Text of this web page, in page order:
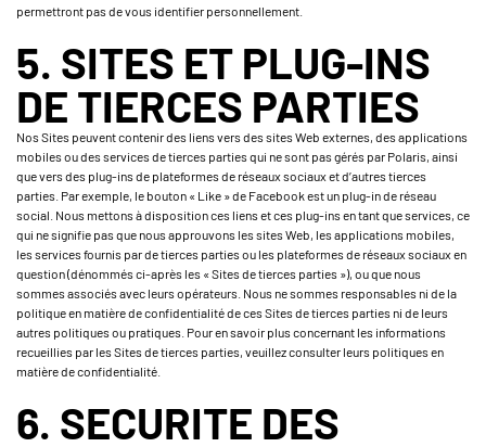
permettront pas de vous identifier personnellement.
5. SITES ET PLUG-INS
DE TIERCES PARTIES
Nos Sites peuvent contenir des liens vers des sites Web externes, des applications
mobiles ou des services de tierces parties qui ne sont pas gérés par Polaris, ainsi
que vers des plug-ins de plateformes de réseaux sociaux et d’autres tierces
parties. Par exemple, le bouton « Like » de Facebook est un plug-in de réseau
social. Nous mettons à disposition ces liens et ces plug-ins en tant que services, ce
qui ne signifie pas que nous approuvons les sites Web, les applications mobiles,
les services fournis par de tierces parties ou les plateformes de réseaux sociaux en
question (dénommés ci-après les « Sites de tierces parties »), ou que nous
sommes associés avec leurs opérateurs. Nous ne sommes responsables ni de la
politique en matière de confidentialité de ces Sites de tierces parties ni de leurs
autres politiques ou pratiques. Pour en savoir plus concernant les informations
recueillies par les Sites de tierces parties, veuillez consulter leurs politiques en
matière de confidentialité.
6. SECURITE DES